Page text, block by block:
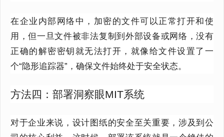
在企业内部网络中，加密的文件可以正常打开和使
用，但一旦文件被非法复制到外部设备或网络，没有
正确的解密密钥就无法打开，就像给文件设置了一
个“隐形追踪器”，确保文件始终处于安全状态。
方法四：部署洞察眼MIT系统
对于企业来说，设计图纸的安全至关重要，涉及到公